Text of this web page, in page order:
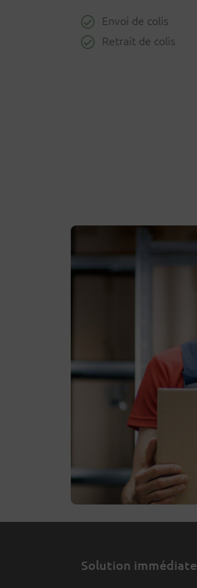
Envoi de colis
Retrait de colis
Solution immédiate